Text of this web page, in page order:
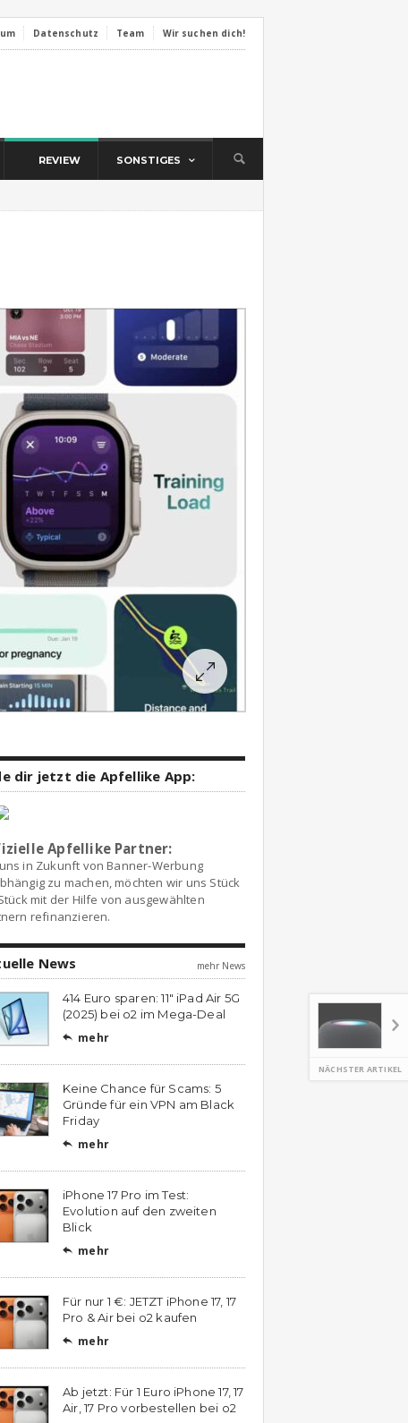
NÄCHSTER ARTIKEL
Datenschutz Team Wir suchen dich!
REVIEW SONSTIGES
dir jetzt die Apfellike App:
Apfellike Partner:
in Zukunft von Banner-Werbung
zu machen, möchten wir uns Stück
mit der Hilfe von ausgewählten
refinanzieren.
News mehr News
414 Euro sparen: 11″ iPad Air 5G
(2025) bei o2 im Mega-Deal
 mehr
Keine Chance für Scams: 5
Gründe für ein VPN am Black
Friday
 mehr
iPhone 17 Pro im Test:
Evolution auf den zweiten
Blick
 mehr
Für nur 1 €: JETZT iPhone 17, 17
Pro & Air bei o2 kaufen
 mehr
Ab jetzt: Für 1 Euro iPhone 17, 17
Air, 17 Pro vorbestellen bei o2